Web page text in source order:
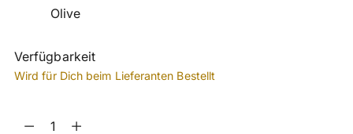
Olive
Verfügbarkeit
Wird für Dich beim Lieferanten Bestellt
Menge